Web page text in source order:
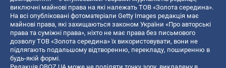
виключні майнові права на які належать ТОВ «Золота середина».
На всі опубліковані фотоматеріали Getty Images редакція має
майнові права, які захищаються законом України «Про авторські
права та суміжні права», ніхто не має права без письмового
дозволу ТОВ «Золота середина» їх використовувати, вони не
підлягають подальшому відтворенню, перекладу, поширенню в
будь-якій формі.